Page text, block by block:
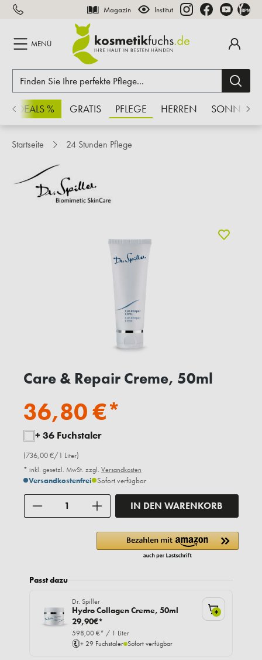
springen Magazin Institut
MENÜ
% GRATIS PFLEGE HERREN SONNE
Startseite 24 Stunden Pflege
Care & Repair Creme, 50ml
36,80 €*
+ 36 Fuchstaler
(736,00 €/1 Liter)
* inkl. gesetzl. MwSt. zzgl. Versandkosten
Versandkostenfrei Sofort verfügbar
IN DEN WARENKORB
Passt dazu
Dr. Spiller
Hydro Collagen Creme, 50ml
29,90€*
598,00 €* / 1 Liter
+ 29 Fuchstaler Sofort verfügbar
+